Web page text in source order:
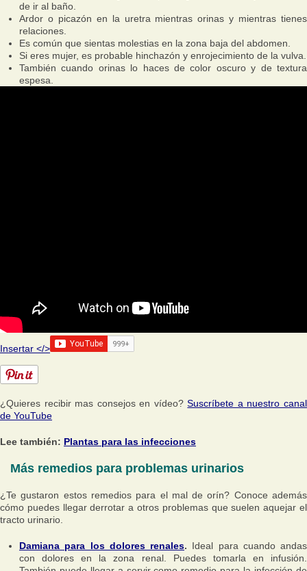
de ir al baño.
Ardor o picazón en la uretra mientras orinas y mientras tienes
relaciones.
Es común que sientas molestias en la zona baja del abdomen.
Si eres mujer, es probable hinchazón y enrojecimiento de la vulva.
También cuando orinas lo haces de color oscuro y de textura
espesa.
Insertar </>
¿Quieres recibir mas consejos en vídeo?Suscríbete a nuestro canal
de YouTube
Lee también: Plantas para las infecciones
Más remedios para problemas urinarios
¿Te gustaron estos remedios para el mal de orín? Conoce además
cómo puedes llegar derrotar a otros problemas que suelen aquejar el
tracto urinario.
Damiana para los dolores renales. Ideal para cuando andas
con dolores en la zona renal. Puedes tomarla en infusión.